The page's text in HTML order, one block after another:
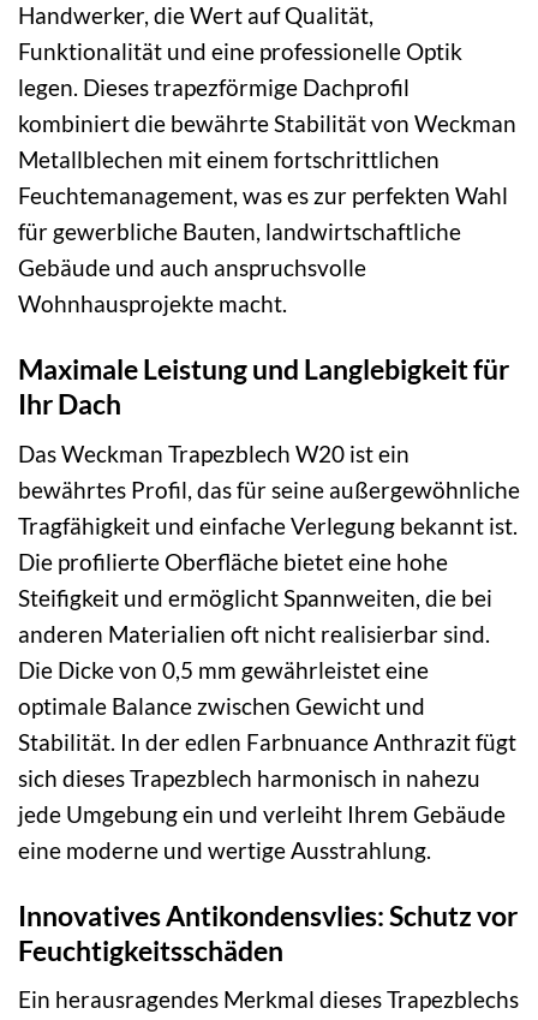
Handwerker, die Wert auf Qualität,
Funktionalität und eine professionelle Optik
legen. Dieses trapezförmige Dachprofil
kombiniert die bewährte Stabilität von Weckman
Metallblechen mit einem fortschrittlichen
Feuchtemanagement, was es zur perfekten Wahl
für gewerbliche Bauten, landwirtschaftliche
Gebäude und auch anspruchsvolle
Wohnhausprojekte macht.
Maximale Leistung und Langlebigkeit für
Ihr Dach
Das Weckman Trapezblech W20 ist ein
bewährtes Profil, das für seine außergewöhnliche
Tragfähigkeit und einfache Verlegung bekannt ist.
Die profilierte Oberfläche bietet eine hohe
Steifigkeit und ermöglicht Spannweiten, die bei
anderen Materialien oft nicht realisierbar sind.
Die Dicke von 0,5 mm gewährleistet eine
optimale Balance zwischen Gewicht und
Stabilität. In der edlen Farbnuance Anthrazit fügt
sich dieses Trapezblech harmonisch in nahezu
jede Umgebung ein und verleiht Ihrem Gebäude
eine moderne und wertige Ausstrahlung.
Innovatives Antikondensvlies: Schutz vor
Feuchtigkeitsschäden
Ein herausragendes Merkmal dieses Trapezblechs